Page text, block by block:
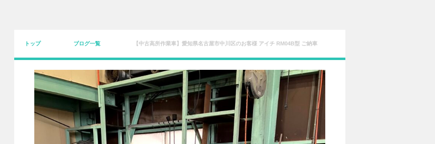
トップ ブログ一覧 【中古高所作業車】愛知県名古屋市中川区のお客様 アイチ RM04B型 ご納車